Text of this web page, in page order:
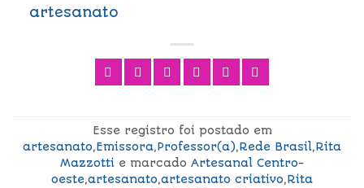
artesanato
Esse registro foi postado em
artesanato,Emissora,Professor(a),Rede Brasil,Rita
Mazzotti e marcado Artesanal Centro-
oeste,artesanato,artesanato criativo,Rita